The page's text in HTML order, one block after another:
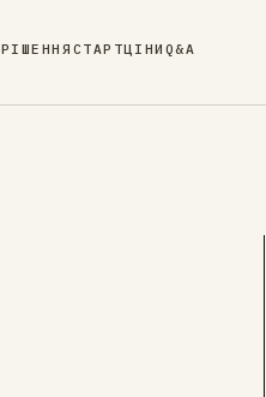
РІШЕННЯ СТАРТЦІНИ Q&A